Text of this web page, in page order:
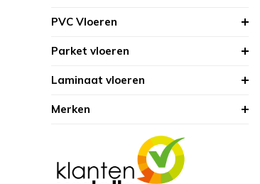
PVC Vloeren
Parket vloeren
Laminaat vloeren
Merken